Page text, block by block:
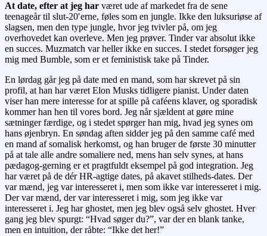
At date, efter at jeg har været ude af markedet fra de sene
teenageår til slut-20′erne, føles som en jungle. Ikke den luksuriøse af
slagsen, men den type jungle, hvor jeg tvivler på, om jeg
overhovedet kan overleve. Men jeg prøver. Tinder var absolut ikke
en succes. Muzmatch var heller ikke en succes. I stedet forsøger jeg
mig med Bumble, som er et feministisk take på Tinder.
En lørdag går jeg på date med en mand, som har skrevet på sin
profil, at han har været Elon Musks tidligere pianist. Under daten
viser han mere interesse for at spille på caféens klaver, og sporadisk
kommer han hen til vores bord. Jeg når sjældent at gøre mine
sætninger færdige, og i stedet spørger han mig, hvad jeg synes om
hans øjenbryn. En søndag aften sidder jeg på den samme café med
en mand af somalisk herkomst, og han bruger de første 30 minutter
på at tale alle andre somaliere ned, mens han selv synes, at hans
pædagog-gerning er et pragtfuldt eksempel på god integration. Jeg
har været på de dér HR-agtige dates, på akavet stilheds-dates. Der
var mænd, jeg var interesseret i, men som ikke var interesseret i mig.
Der var mænd, der var interesseret i mig, som jeg ikke var
interesseret i. Jeg har ghostet, men jeg blev også selv ghostet. Hver
gang jeg blev spurgt: “Hvad søger du?”, var der en blank tanke,
men en intuition, der råbte: “Ikke det her!”